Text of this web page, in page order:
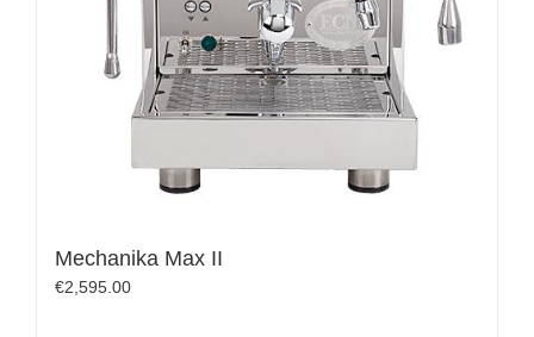
Mechanika Max II
€2,595.00